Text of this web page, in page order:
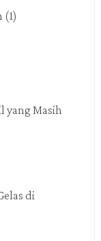
(1)
yang Masih
di